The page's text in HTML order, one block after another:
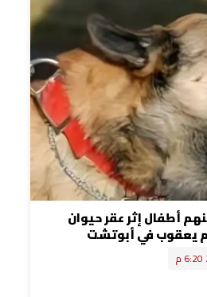
بينهم أطفال إثر عقر حيوان
يعقوب في أبوتشت